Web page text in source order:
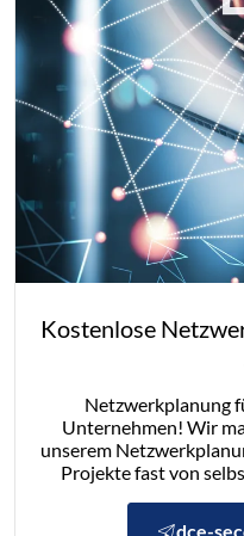
Kostenlose
Netzwerkplanung
Unternehmen! Wir
unserem
Projekte fast von
dce-